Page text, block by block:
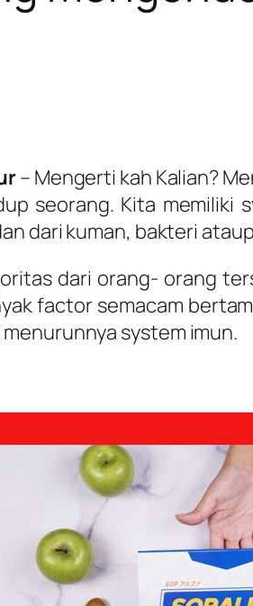
– Mengerti kah Kalian?
seorang. Kita memiliki
dari kuman, bakteri
dari orang- orang
factor semacam
system imun.